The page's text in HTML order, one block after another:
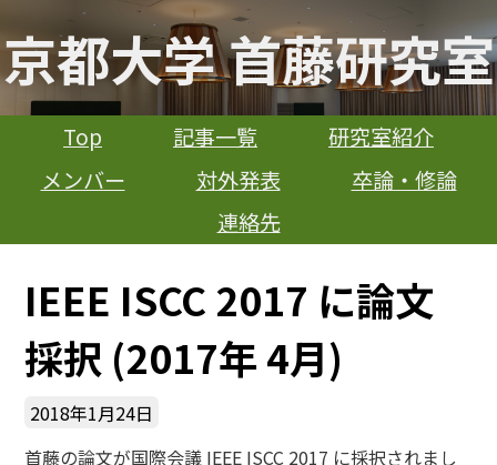
京都大学 首藤研究室
Top 記事一覧
研究室紹介
メンバー
対外発表
卒論・修論
連絡先
IEEE ISCC 2017 に論文
採択 (2017年 4月)
2018年1月24日
首藤の論文が国際会議 IEEE ISCC 2017 に採択されまし